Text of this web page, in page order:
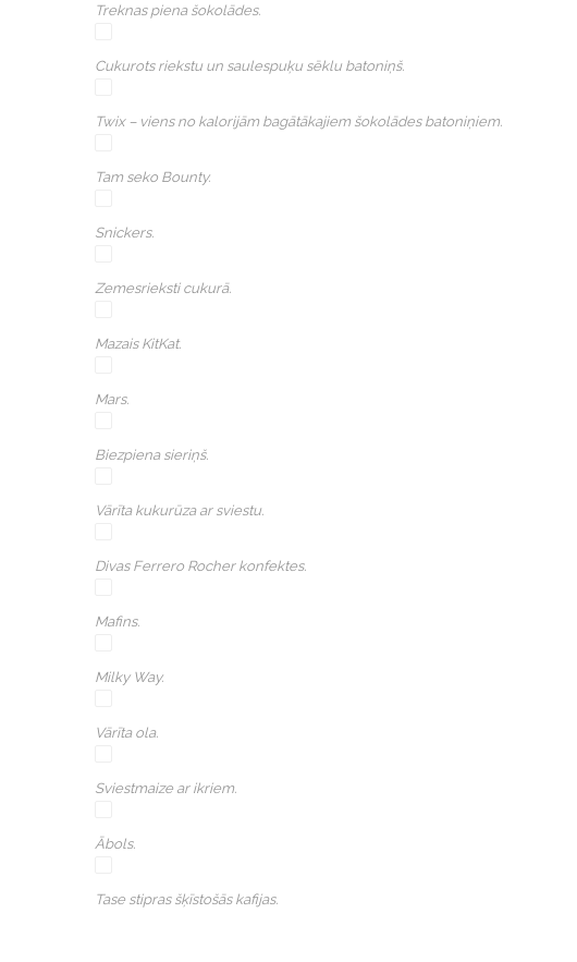
Treknas piena šokolādes.
Cukurots riekstu un saulespuķu sēklu batoniņš.
Twix – viens no kalorijām bagātākajiem šokolādes batoniņiem.
Tam seko Bounty.
Snickers.
Zemesrieksti cukurā.
Mazais KitKat.
Mars.
Biezpiena sieriņš.
Vārīta kukurūza ar sviestu.
Divas Ferrero Rocher konfektes.
Mafins.
Milky Way.
Vārīta ola.
Sviestmaize ar ikriem.
Ābols.
Tase stipras šķīstošās kafijas.